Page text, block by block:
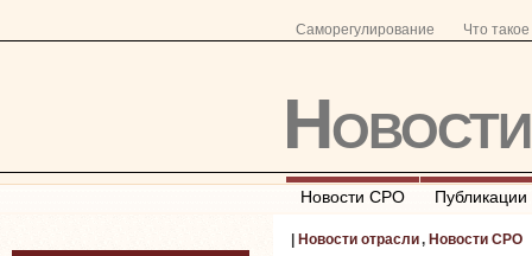
Саморегулирование Что
Новости СРО Публикации
Новости отрасли, Новости СРО